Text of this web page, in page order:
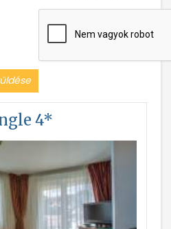
4*